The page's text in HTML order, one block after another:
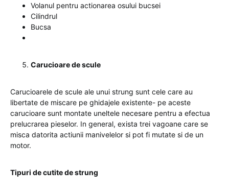
Volanul pentru actionarea osului bucsei
Cilindrul
Bucsa
Carucioare de scule
Carucioarele de scule ale unui strung sunt cele care au
libertate de miscare pe ghidajele existente- pe aceste
carucioare sunt montate uneltele necesare pentru a efectua
prelucrarea pieselor. In general, exista trei vagoane care se
misca datorita actiunii manivelelor si pot fi mutate si de un
motor.
Tipuri de cutite de strung